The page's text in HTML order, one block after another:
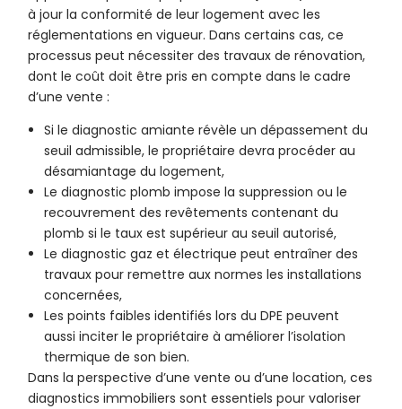
à jour la conformité de leur logement avec les
réglementations en vigueur. Dans certains cas, ce
processus peut nécessiter des travaux de rénovation,
dont le coût doit être pris en compte dans le cadre
d’une vente :
Si le diagnostic amiante révèle un dépassement du
seuil admissible, le propriétaire devra procéder au
désamiantage du logement,
Le diagnostic plomb impose la suppression ou le
recouvrement des revêtements contenant du
plomb si le taux est supérieur au seuil autorisé,
Le diagnostic gaz et électrique peut entraîner des
travaux pour remettre aux normes les installations
concernées,
Les points faibles identifiés lors du DPE peuvent
aussi inciter le propriétaire à améliorer l’isolation
thermique de son bien.
Dans la perspective d’une vente ou d’une location, ces
diagnostics immobiliers sont essentiels pour valoriser